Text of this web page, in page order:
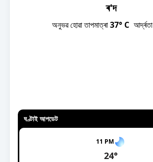
ৰ'দ
অনুভৱ হোৱা তাপমাত্ৰা37° C আর্দ্ৰতা
ঘণ্টাই আপডেট
11 PM
24°